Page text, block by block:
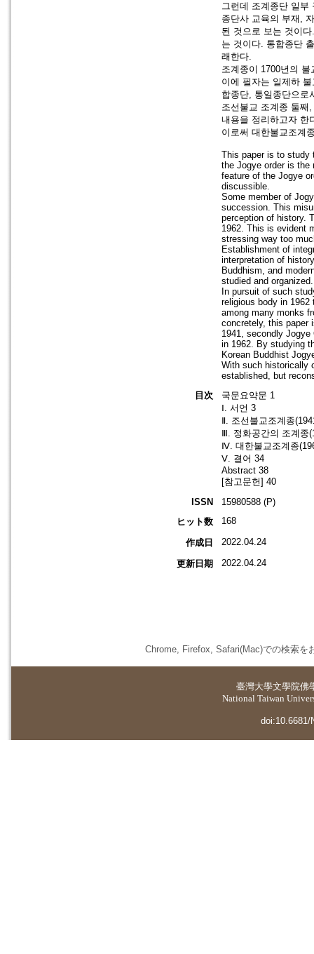
그런데 조계종단 일부
종단사 교육의 부재,
된 것으로 보는 것이
는 것이다. 통합종단
래한다.
조계종이 1700년의
이에 필자는 일제하
합종단, 통일종단으로
조선불교 조계종 둘째
내용을 정리하고자 한
이로써 대한불교조계
This paper is to study
the Jogye order is the
feature of the Jogye
discussible.
Some member of
succession. This
perception of history.
1962. This is evident
stressing way too
Establishment of
interpretation of
Buddhism, and
studied and organized.
In pursuit of such
religious body in
among many monks
concretely, this paper
1941, secondly
in 1962. By studying
Korean Buddhist
With such historically
established, but
目次
국문요약문 1
Ⅰ. 서언 3
Ⅱ. 조선불교조계종
Ⅲ. 정화공간의 조계종
Ⅳ. 대한불교조계종
Ⅴ. 결어 34
Abstract 38
[참고문헌] 40
ISSN
15980588 (P)
ヒット数
168
作成日 2022.04.24
更新日期 2022.04.24
Chrome, Firefox, Safari(Mac)での検索を
臺灣大學文學院佛
National Taiwan
doi:10.6681/